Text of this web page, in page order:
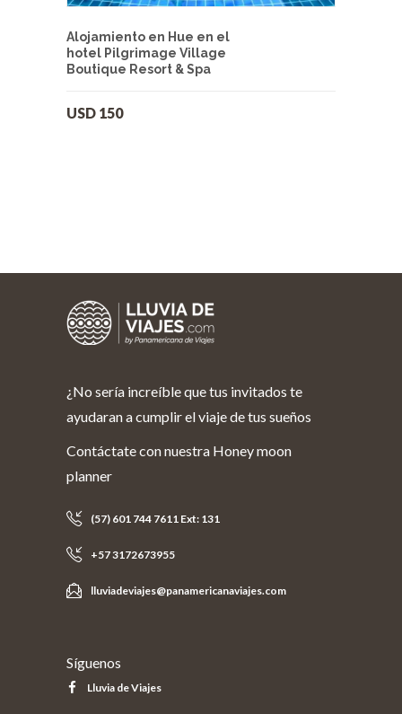
Alojamiento en Hue en el
hotel Pilgrimage Village
Boutique Resort & Spa
USD 150
¿No sería increíble que tus invitados te
ayudaran a cumplir el viaje de tus sueños
Contáctate con nuestra Honey moon
planner
(57) 601 744 7611 Ext: 131
+57 3172673955
lluviadeviajes@panamericanaviajes.com
Síguenos
Lluvia de Viajes